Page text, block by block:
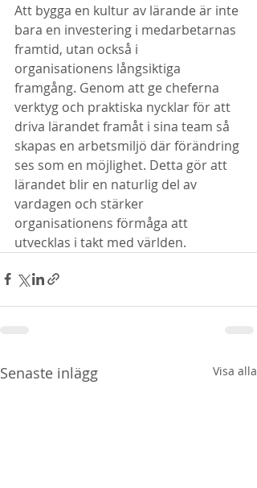
Att bygga en kultur av lärande är inte
bara en investering i medarbetarnas
framtid, utan också i
organisationens långsiktiga
framgång. Genom att ge cheferna
verktyg och praktiska nycklar för att
driva lärandet framåt i sina team så
skapas en arbetsmiljö där förändring
ses som en möjlighet. Detta gör att
lärandet blir en naturlig del av
vardagen och stärker
organisationens förmåga att
utvecklas i takt med världen.
Senaste inlägg Visa alla